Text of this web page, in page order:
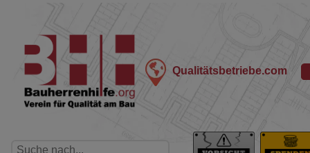
Qualitätsbetriebe.com